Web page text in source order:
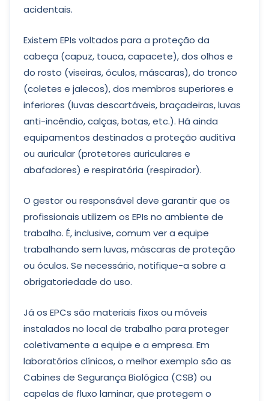
acidentais.
Existem EPIs voltados para a proteção da
cabeça (capuz, touca, capacete), dos olhos e
do rosto (viseiras, óculos, máscaras), do tronco
(coletes e jalecos), dos membros superiores e
inferiores (luvas descartáveis, braçadeiras, luvas
anti-incêndio, calças, botas, etc.). Há ainda
equipamentos destinados a proteção auditiva
ou auricular (protetores auriculares e
abafadores) e respiratória (respirador).
O gestor ou responsável deve garantir que os
profissionais utilizem os EPIs no ambiente de
trabalho. É, inclusive, comum ver a equipe
trabalhando sem luvas, máscaras de proteção
ou óculos. Se necessário, notifique-a sobre a
obrigatoriedade do uso.
Já os EPCs são materiais fixos ou móveis
instalados no local de trabalho para proteger
coletivamente a equipe e a empresa. Em
laboratórios clínicos, o melhor exemplo são as
Cabines de Segurança Biológica (CSB) ou
capelas de fluxo laminar, que protegem o